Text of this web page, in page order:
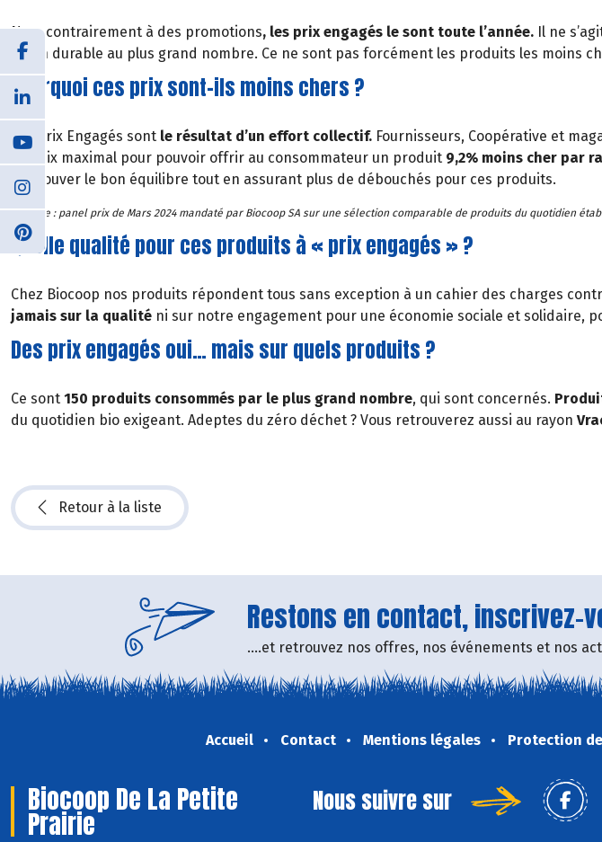
Non, contrairement à des promotions, les prix engagés le sont toute l’année. Il ne
façon durable au plus grand nombre. Ce ne sont pas forcément les produits les moins
Pourquoi ces prix sont-ils moins chers ?
Les Prix Engagés sont le résultat d’un effort collectif. Fournisseurs, Coopérative et
un prix maximal pour pouvoir offrir au consommateur un produit 9,2% moins cher par
de trouver le bon équilibre tout en assurant plus de débouchés pour ces produits.
*Source : panel prix de Mars 2024 mandaté par Biocoop SA sur une sélection comparable de produits du quotidien
Quelle qualité pour ces produits à « prix engagés » ?
Chez Biocoop nos produits répondent tous sans exception à un cahier des charges
jamais sur la qualité ni sur notre engagement pour une économie sociale et solidaire,
Des prix engagés oui… mais sur quels produits ?
Ce sont 150 produits consommés par le plus grand nombre, qui sont concernés.
du quotidien bio exigeant. Adeptes du zéro déchet ? Vous retrouverez aussi au rayon
Retour à la liste
Restons en contact, inscrivez-
....et retrouvez nos offres, nos événements et nos
Accueil Contact Mentions légales Protection
Biocoop De La Petite
Prairie
Nous suivre sur